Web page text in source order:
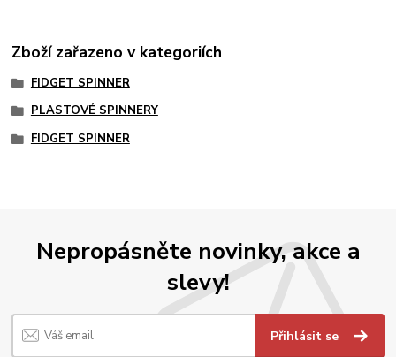
Zboží zařazeno v kategoriích
FIDGET SPINNER
PLASTOVÉ SPINNERY
FIDGET SPINNER
Nepropásněte novinky, akce a
slevy!
Přihlásit se